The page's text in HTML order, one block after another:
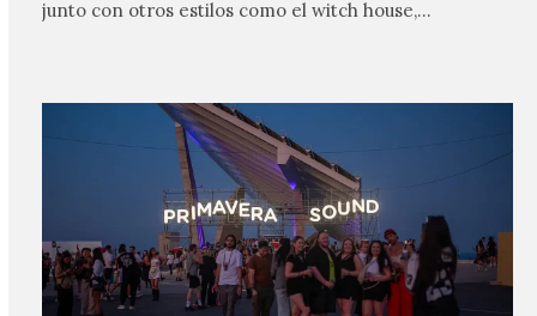
junto con otros estilos como el witch house,